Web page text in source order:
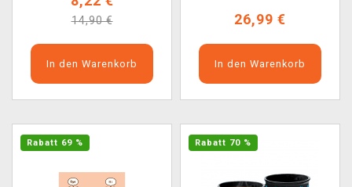
14,90 €
In den Warenkorb
26,99 €
In den Warenkorb
Rabatt 69 % Rabatt 70 %